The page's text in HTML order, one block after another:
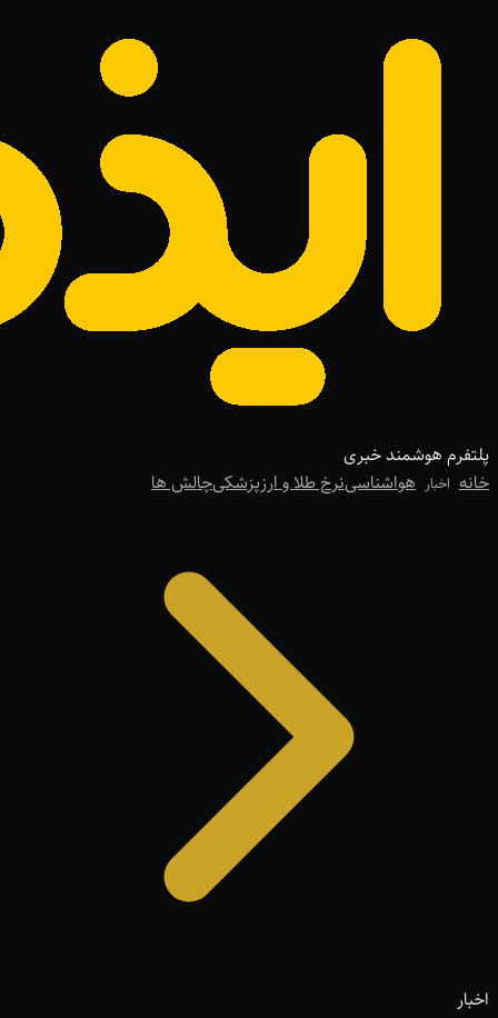
پلتفرم هوشمند خبری
خانه اخبار هواشناسینرخ طلا و ارزپزشکیچالش ها
اخبار